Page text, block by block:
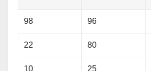
98 96
22 80
10 25